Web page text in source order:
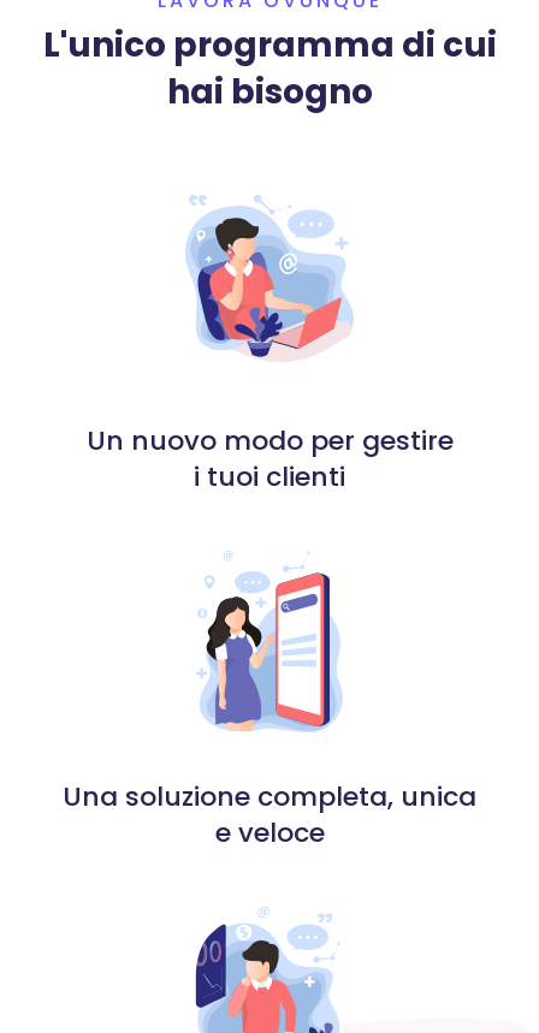
L'unico programma di cui
hai bisogno
Un nuovo modo per gestire
i tuoi clienti
Una soluzione completa, unica
e veloce